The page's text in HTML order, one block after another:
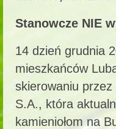
Stanowcze NIE
14 dzień grudnia
mieszkańców
skierowaniu
S.A., która
kamieniołom na